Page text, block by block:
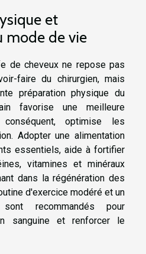
et
mode de vie
de cheveux ne repose pas
faire du chirurgien, mais
préparation physique du
favorise une meilleure
optimise les
Adopter une alimentation
essentiels, aide à fortifier
vitamines et minéraux
dans la régénération des
d'exercice modéré et un
recommandés pour
sanguine et renforcer le